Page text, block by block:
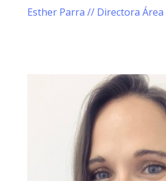
Esther Parra // Directora Área